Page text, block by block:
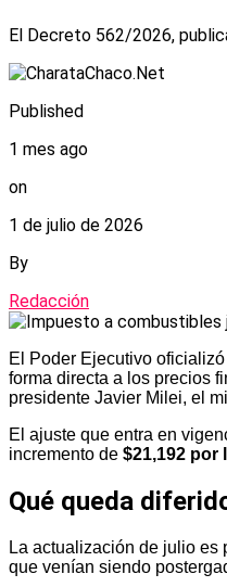
El Decreto 562/2026,
Published
1 mes ago
on
1 de julio de 2026
By
Redacción
El Poder Ejecutivo
forma directa a los precios
presidente Javier Milei, el
El ajuste que entra en
incremento de $21,192 por
Qué queda
La actualización de julio
que venían siendo